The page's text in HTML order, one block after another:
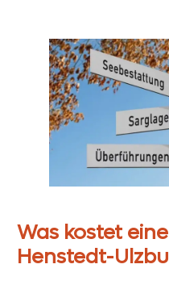
Was kostet
Henstedt-